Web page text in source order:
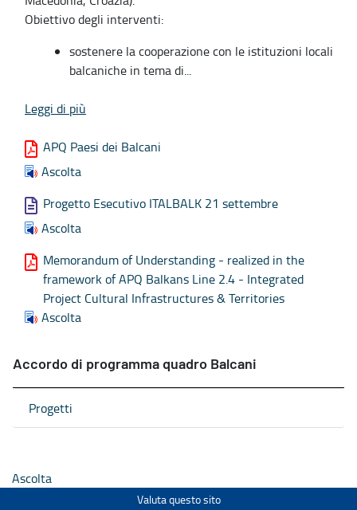
Obiettivo degli interventi:
sostenere la cooperazione con le istituzioni locali
balcaniche in tema di...
Leggi di più
APQ Paesi dei Balcani
Ascolta
Progetto Esecutivo ITALBALK 21 settembre
Ascolta
Memorandum of Understanding - realized in the
framework of APQ Balkans Line 2.4 - Integrated
Project Cultural Infrastructures & Territories
Ascolta
Accordo di programma quadro Balcani
Progetti
Ascolta
Valuta questo sito